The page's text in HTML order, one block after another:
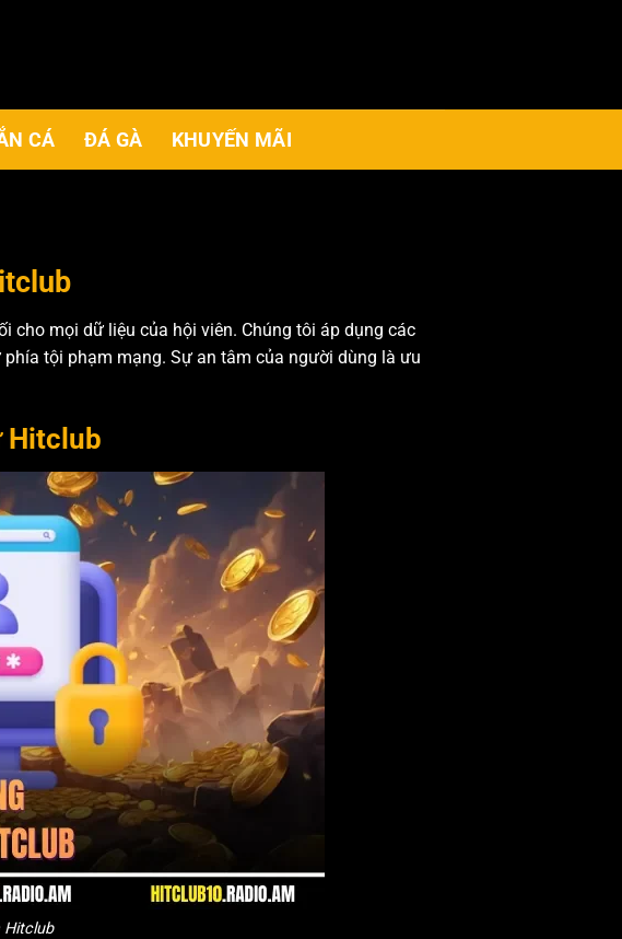
CÁ ĐÁ GÀ KHUYẾN MÃI
cho mọi dữ liệu của hội viên. Chúng tôi áp dụng các
tội phạm mạng. Sự an tâm của người dùng là ưu
Hitclub
Hitclub